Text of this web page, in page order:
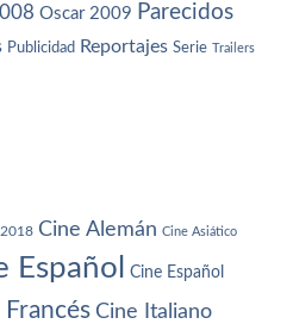
Oscar 2009 Parecidos
Publicidad Reportajes Serie Trailers
2018 Cine Alemán Cine Asiático
Español Cine Español
Francés Cine Italiano